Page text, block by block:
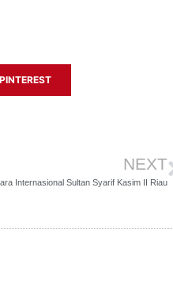
PINTEREST
NEXT
Internasional Sultan Syarif Kasim II Riau